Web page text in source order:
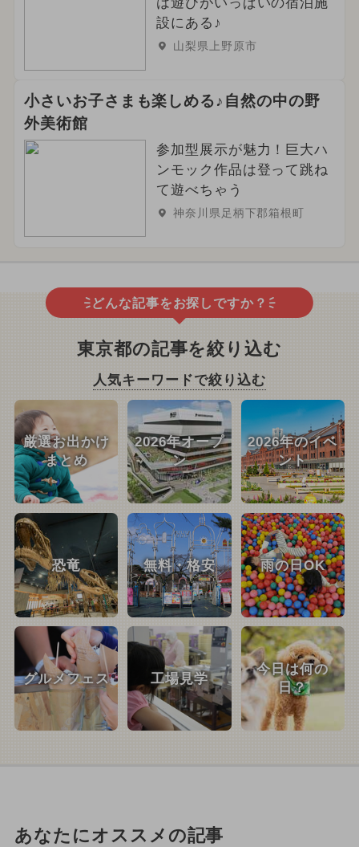
設にある♪
山梨県上野原市
小さいお子さまも楽しめる♪自然の中の野
外美術館
参加型展示が魅力！巨大ハ
ンモック作品は登って跳ね
て遊べちゃう
神奈川県足柄下郡箱根町
どんな記事をお探しですか？
東京都の記事を絞り込む
人気キーワードで絞り込む
厳選お出かけ
まとめ
2026年オープ
ン
2026年のイベ
ント
恐竜 無料・格安 雨の日OK
グルメフェス 工場見学
今日は何の
日？
あなたにオススメの記事